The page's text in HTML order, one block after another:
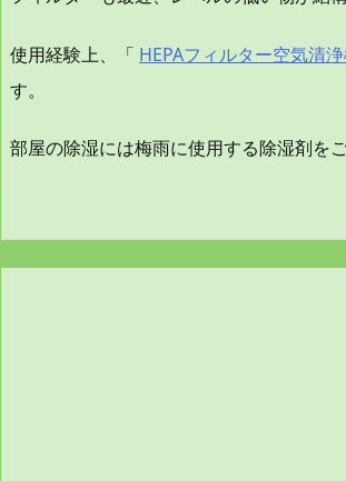
使用経験上、「 HEPAフィルター空気清
す。
部屋の除湿には梅雨に使用する除湿剤をご